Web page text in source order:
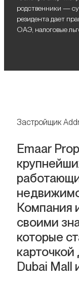
родственники —
резидента дает
ОАЭ, налоговые
Застройщик
Emaar
Компания
своими
которые
Dubai Mall